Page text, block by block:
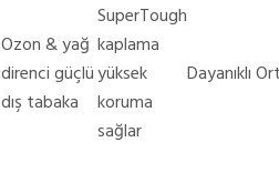
Ozon & yağ
direnci güçlü
dış tabaka
SuperTough
kaplama
yüksek
koruma
sağlar
Dayanıklı